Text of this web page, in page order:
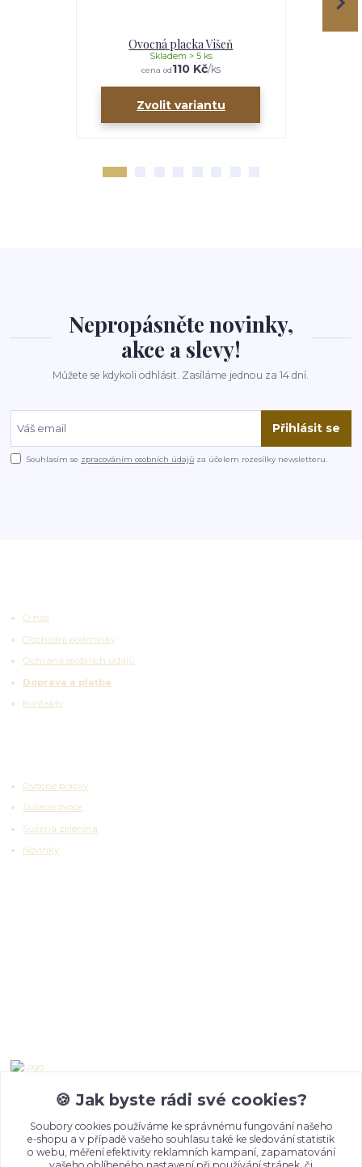
Ovocná placka Višeň
cena od110 Kč/ks
Skladem > 5 ks
Zvolit variantu
Nepropásněte novinky,
akce a slevy!
Můžete se kdykoli odhlásit. Zasíláme jednou za 14 dní.
Přihlásit se
Souhlasím se zpracováním osobních údajů za účelem rozesílky newsletteru.
O nás
Obchodní podmínky
Ochrana osobních údajů
Doprava a platba
Kontakty
Ovocné placky
Sušené ovoce
Sušená zelenina
Novinky
+ 420 777 653 501
info@churma.cz
🍪 Jak byste rádi své cookies?
Soubory cookies používáme ke správnému fungování našeho
e-shopu a v případě vašeho souhlasu také ke sledování statistik
o webu, měření efektivity reklamních kampaní, zapamatování